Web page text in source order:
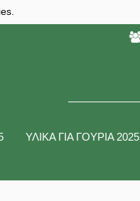
ΥΛΙΚΑ ΓΙΑ ΓΟΥΡΙΑ 2025